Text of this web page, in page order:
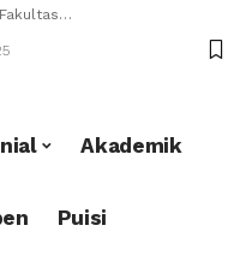
Akademik
Puisi